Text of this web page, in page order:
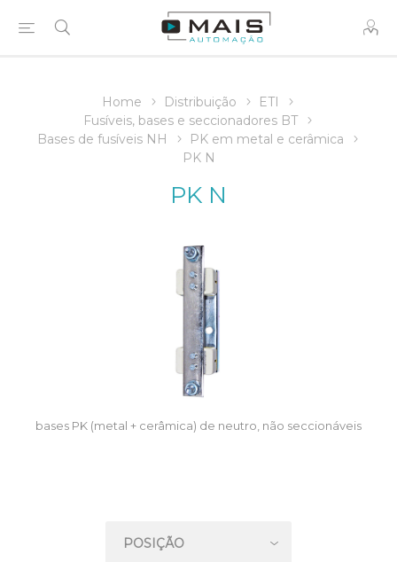
Home Distribuição
ETI
Fusíveis, bases e seccionadores BT
Bases de fusíveis NH
PK em metal e cerâmica
PK N
PK N
bases PK (metal + cerâmica) de neutro, não seccionáveis